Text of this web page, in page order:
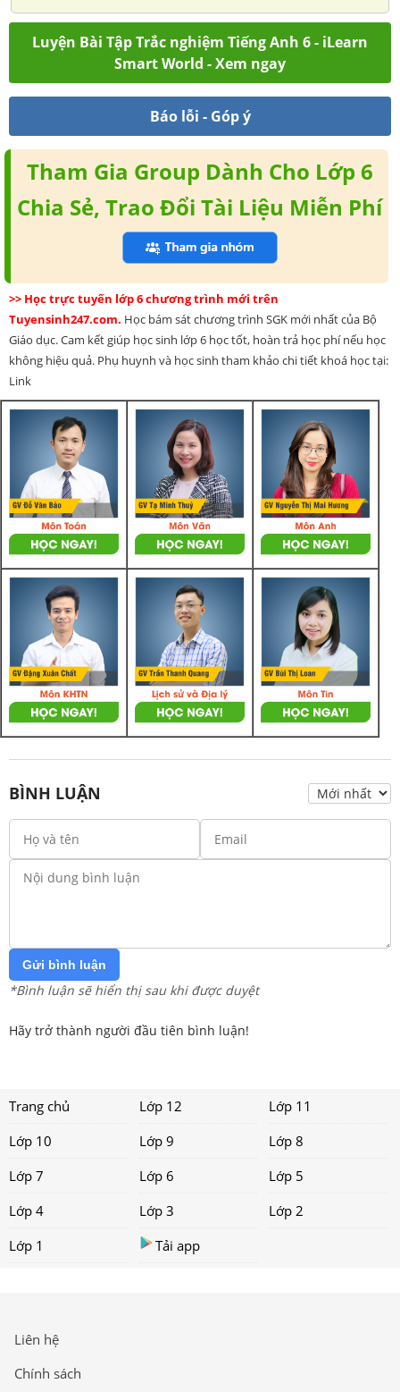
Luyện Bài Tập Trắc nghiệm Tiếng Anh 6 - iLearn
Smart World - Xem ngay
Báo lỗi - Góp ý
Tham Gia Group Dành Cho Lớp 6
Chia Sẻ, Trao Đổi Tài Liệu Miễn Phí
>> Học trực tuyến lớp 6 chương trình mới trên
Tuyensinh247.com. Học bám sát chương trình SGK mới nhất của Bộ
Giáo dục. Cam kết giúp học sinh lớp 6 học tốt, hoàn trả học phí nếu học
không hiệu quả. Phụ huynh và học sinh tham khảo chi tiết khoá học tại:
Link
BÌNH LUẬN
Gửi bình luận
*Bình luận sẽ hiển thị sau khi được duyệt
Hãy trở thành người đầu tiên bình luận!
Trang chủ Lớp 12
Lớp 11
Lớp 10
Lớp 9
Lớp 8
Lớp 7
Lớp 6
Lớp 5
Lớp 4
Lớp 3
Lớp 2
Lớp 1
Tải app
Liên hệ
Chính sách